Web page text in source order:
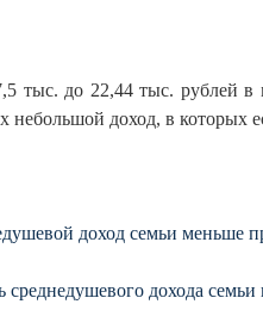
тыс. до 22,44 тыс. рублей
доход, в которых
доход семьи меньше
дохода семьи